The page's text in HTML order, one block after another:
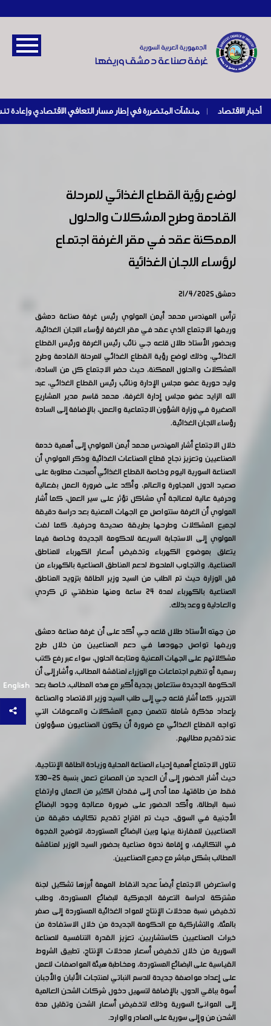
أخبار الاقتصاد |
English
لوضع رؤية القطاع الغذائي للمرحلة
القادمة وطرح المشكلات والحلول
الممكنة عقد في مقر الغرفة اجتماع
لرؤساء اللجان الغذائية
دمشق 21/4/2025
ترأس المهندس محمد أيمن المولوي رئيس غرفة صناعة دمشق
وريفها الاجتماع الذي عقد في مقر الغرفة لرؤساء اللجان الغذائية،
وبحضور الأستاذ طلال قلعه جي نائب رئيس الغرفة ورئيس القطاع
الغذائي، وذلك لوضع رؤية القطاع الغذائي للمرحلة القادمة وطرح
المشكلات والحلول الممكنة، حيث حضر الاجتماع كل من السادة:
وليد حورية عضو مجلس الإدارة ونائب رئيس القطاع الغذائي، عبد
الله الزايد عضو مجلس إدارة الغرفة، محمد قاسم مدير المشاريع
الصغيرة في وزارة الشؤون الاجتماعية والعمل، بالإضافة إلى السادة
رؤساء اللجان الغذائية.
خلال الاجتماع أشار المهندس محمد أيمن المولوي إلى أهمية خدمة
الصناعيين وتعزيز نجاح قطاع الصناعات الغذائية وذكر المولوي أن
الصناعة السورية اليوم وخاصة القطاع الغذائي أصبحت مطلوبة على
صعيد الدول المجاورة والعالم، وأكد على ضرورة العمل بفعالية
وحرفية عالية لمعالجة أي مشاكل تؤثر على سير العمل، كما أشار
المولوي أن الغرفة ستتواصل مع الجهات المعنية بعد دراسة دقيقة
لجميع المشكلات وطرحها بطريقة صحيحة وحرفية. كما لفت
المولوي إلى الاستجابة السريعة للحكومة الجديدة وخاصة فيما
يتعلق بموضوع الكهرباء وتخفيض أسعار الكهرباء للمناطق
الصناعية، والتجاوب الملحوظ لدعم المناطق الصناعية بالكهرباء من
قبل الوزارة حيث تم الطلب من السيد وزير الطاقة بتزويد المناطق
الصناعية بالكهرباء لمدة 24 ساعة ومنها منطقتي تل كردي
والعادلية و وعد بذلك.
من جهته الأستاذ طلال قلعه جي أكد على أن غرفة صناعة دمشق
وريفها تواصل جهودها في دعم الصناعيين من خلال طرح
مشكلاتهم على الجهات المعنية ومتابعة الحلول، سواء عبر رفع كتب
رسمية أو تنظيم اجتماعات مع الوزراء لمناقشة المطالب، وأشار إلى أن
الحكومة الجديدة ستتعامل بجدية أكبر مع هذه المطالب، خاصة بعد
التحرير، كما أشار قلعه جي إلى طلب السيد وزير الاقتصاد والصناعة
بإعداد مذكرة شاملة تتضمن جميع المشكلات والمعوقات التي
تواجه القطاع الغذائي مع ضرورة أن يكون الصناعيون مسؤولون
عند تقديم مطالبهم.
تناول الاجتماع أهمية إحياء الصناعة المحلية وزيادة الطاقة الإنتاجية،
حيث أشار الحضور إلى أن العديد من المصانع تعمل بنسبة 25-30%
فقط من طاقتها، مما أدى إلى فقدان الكثير من العمال وارتفاع
نسبة البطالة، وأكد الحضور على ضرورة معالجة وجود البضائع
الأجنبية في السوق، حيث تم اقتراح تقديم تكاليف دقيقة من
الصناعيين للمقارنة بينها وبين البضائع المستوردة، لتوضيح الفجوة
في التكاليف، و إقامة ندوة صناعية بحضور السيد الوزير لمناقشة
المطالب بشكل مباشر مع جميع الصناعيين.
واستعرض الاجتماع أيضاً عديد النقاط المهمة أبرزها تشكيل لجنة
مشتركة لدراسة التعرفة الجمركية للبضائع المستوردة، وطلب
تخفيض نسبة مدخلات الإنتاج للمواد الغذائية المستوردة إلى صفر
بالمئة، والتشاركية مع الحكومة الجديدة من خلال الاستفادة من
خبرات الصناعيين كاستشاريين، تعزيز القدرة التنافسية للصناعة
السورية من خلال تخفيض أسعار مدخلات الإنتاج، تطبيق الشروط
القياسية على البضائع المستوردة، ومخاطبة هيئة المواصفات للعمل
على إعداد مواصفة جديدة للدسم النباتي لمنتجات الألبان والأجبان
أسوة بباقي الدول، بالإضافة لتسهيل دخول شركات الشحن العالمية
إلى الموانئ السورية وذلك لتخفيض أسعار الشحن وتقليل مدة
الشحن من وإلى سورية على الصادر والوارد.